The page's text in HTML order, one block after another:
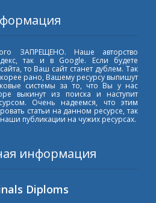
ЗАПРЕЩЕНО. Наше авторство
так и в Google. Если будете
то Ваш сайт станет дублем. Так
рано, Вашему ресурсу выпишут
системы за то, что Вы у нас
выкинут из поиска и наступит
Очень надеемся, что этим
статьи на данном ресурсе, так
публикации на чужих ресурсах.
информация
Diploms